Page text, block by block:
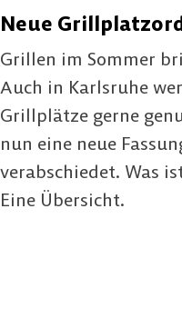
Neue
Grillen im Sommer
Auch in Karlsruhe
Grillplätze gerne
nun eine neue
verabschiedet. Was
Eine Übersicht.